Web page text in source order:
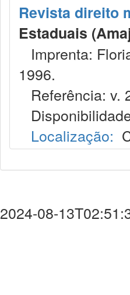
Revista direito
Estaduais
Imprenta:
1996.
Referência: v.
Localização:
2024-08-